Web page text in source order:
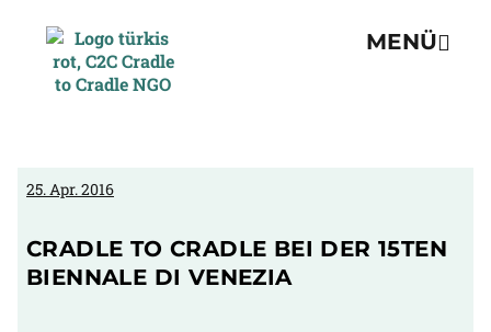
MENÜ
25. Apr. 2016
CRADLE TO CRADLE BEI DER 15TEN
BIENNALE DI VENEZIA